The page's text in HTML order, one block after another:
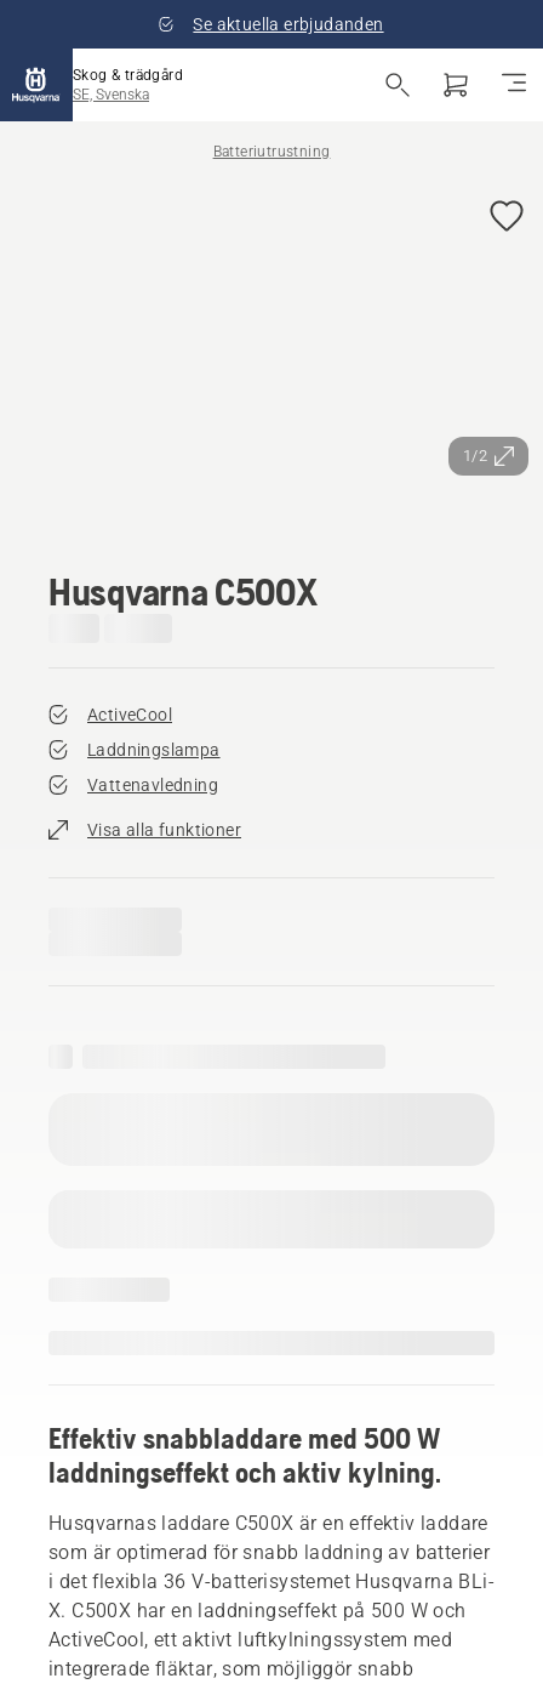
Se aktuella erbjudanden
Skog & trädgård
SE, Svenska
Batteriutrustning
1/2
Husqvarna C500X
ActiveCool
Laddningslampa
Vattenavledning
Visa alla funktioner
Effektiv snabbladdare med 500 W
laddningseffekt och aktiv kylning.
Husqvarnas laddare C500X är en effektiv laddare
som är optimerad för snabb laddning av batterier
i det flexibla 36 V-batterisystemet Husqvarna BLi-
X. C500X har en laddningseffekt på 500 W och
ActiveCool, ett aktivt luftkylningssystem med
integrerade fläktar, som möjliggör snabb